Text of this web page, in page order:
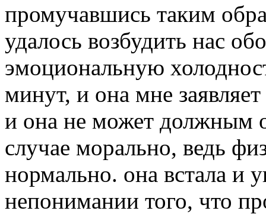
промучавшись таким
удалось возбудить нас
эмоциональную
минут, и она мне
и она не может должным
случае морально, ведь
нормально. она встала и
непонимании того, что